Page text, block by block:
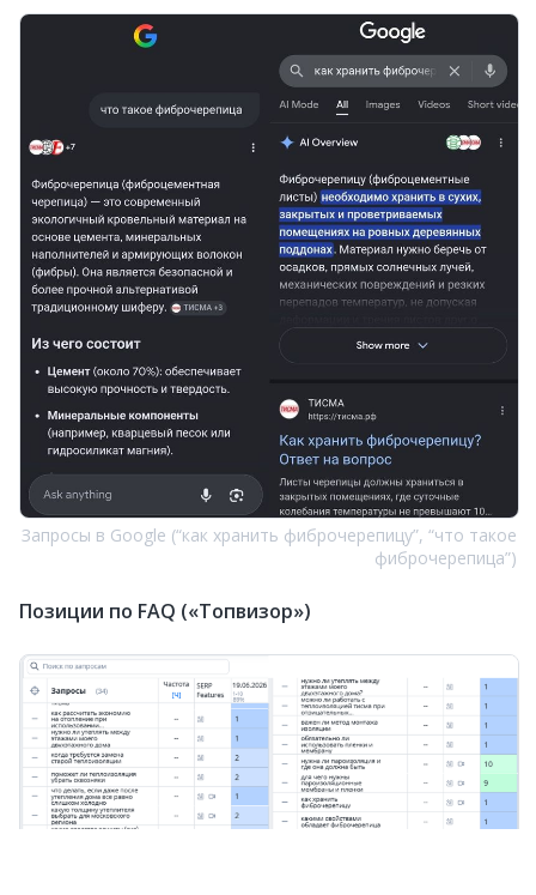
Запросы в Google (“как хранить фиброчерепицу”, “что такое
фиброчерепица”)
Позиции по FAQ («Топвизор»)